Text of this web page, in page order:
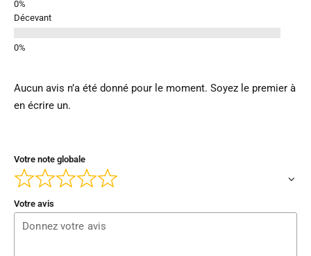
Décevant
Aucun avis n’a été donné pour le moment. Soyez le premier à
en écrire un.
Votre note globale
Votre avis